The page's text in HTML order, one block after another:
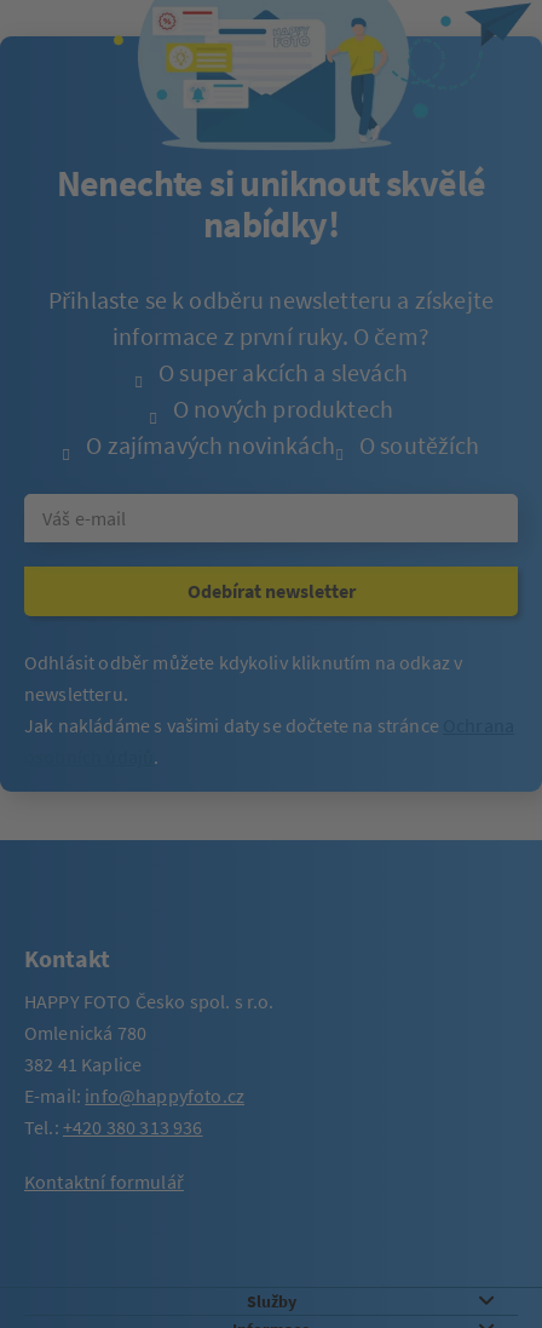
Nenechte si uniknout skvělé
nabídky!
Přihlaste se k odběru newsletteru a získejte
informace z první ruky. O čem?
O super akcích a slevách
O nových produktech
O zajímavých novinkách
O soutěžích
Odebírat newsletter
Odhlásit odběr můžete kdykoliv kliknutím na odkaz v
newsletteru.
Jak nakládáme s vašimi daty se dočtete na stránce
.
Kontakt
HAPPY FOTO Česko spol. s r.o.
Omlenická 780
382 41 Kaplice
E-mail: info@happyfoto.cz
Tel.: +420 380 313 936
Kontaktní formulář
Služby